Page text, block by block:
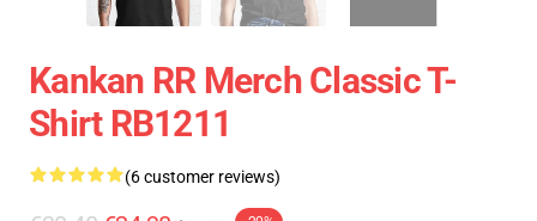
Kankan RR Merch Classic T-
Shirt RB1211
(6 customer reviews)